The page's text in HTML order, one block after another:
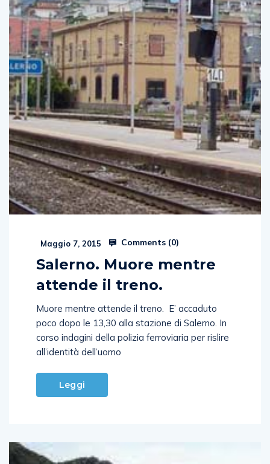
Maggio 7, 2015 Comments (0)
Salerno. Muore mentre
attende il treno.
Muore mentre attende il treno. E’ accaduto
poco dopo le 13,30 alla stazione di Salerno. In
corso indagini della polizia ferroviaria per rislire
all’identità dell’uomo
Leggi